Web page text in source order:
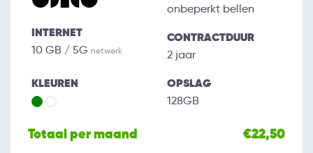
INTERNET
10 GB / 5G netwerk
onbeperkt bellen
CONTRACTDUUR
2 jaar
KLEUREN OPSLAG
128GB
Totaal per maand €22,50